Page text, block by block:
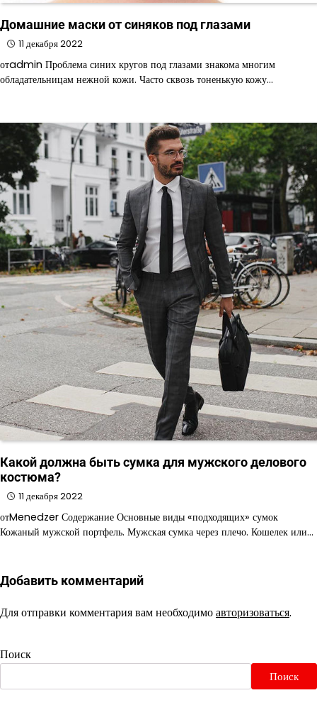
Домашние маски от синяков под глазами
11 декабря 2022
отadmin Проблема синих кругов под глазами знакома многим
обладательницам нежной кожи. Часто сквозь тоненькую кожу…
Какой должна быть сумка для мужского делового
костюма?
11 декабря 2022
отMenedzer Содержание Основные виды «подходящих» сумок
Кожаный мужской портфель. Мужская сумка через плечо. Кошелек или…
Добавить комментарий
Для отправки комментария вам необходимоавторизоваться.
Поиск
Поиск